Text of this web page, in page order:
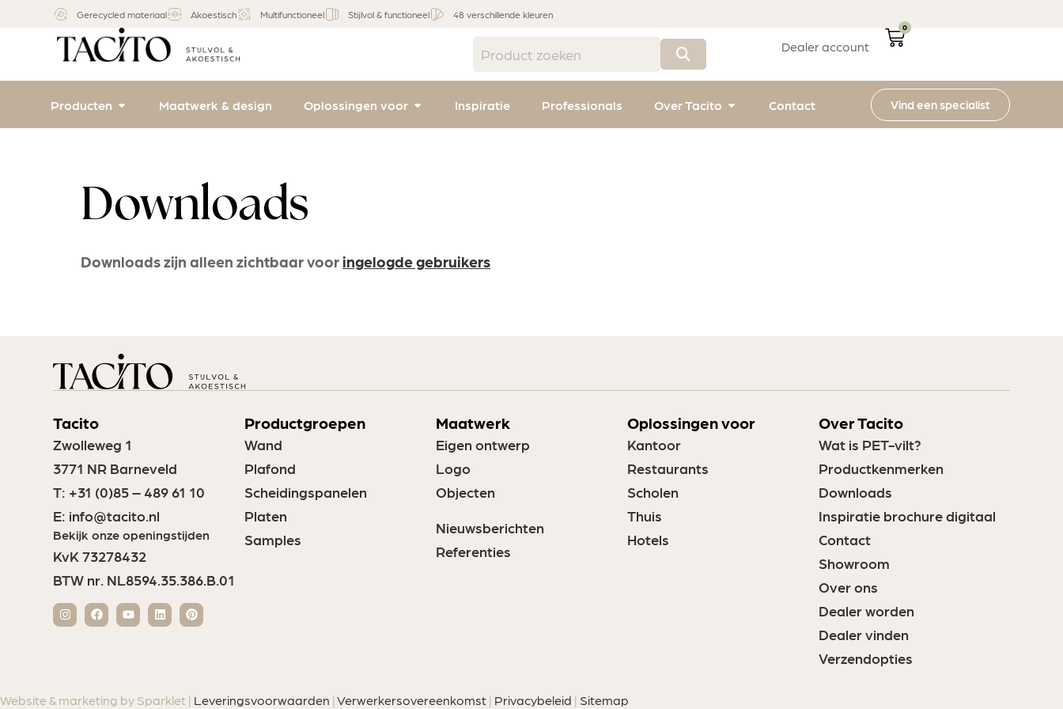
Gerecycled materiaal Akoestisch Multifunctioneel Stijlvol & functioneel 48 verschillende kleuren
Dealer account
0
Producten Maatwerk & design Oplossingen voor Inspiratie Professionals Over Tacito Contact Vind een specialist
Downloads
Downloads zijn alleen zichtbaar vooringelogde gebruikers
Tacito
Zwolleweg 1
3771 NR Barneveld
T: +31 (0)85 – 489 61 10
E: info@tacito.nl
Bekijk onze openingstijden
KvK 73278432
BTW nr. NL8594.35.386.B.01
Productgroepen
Wand
Plafond
Scheidingspanelen
Platen
Samples
Maatwerk
Eigen ontwerp
Logo
Objecten
Nieuwsberichten
Referenties
Oplossingen voor
Kantoor
Restaurants
Scholen
Thuis
Hotels
Over Tacito
Wat is PET-vilt?
Productkenmerken
Downloads
Inspiratie brochure digitaal
Contact
Showroom
Over ons
Dealer worden
Dealer vinden
Verzendopties
Website & marketing by Sparklet | Leveringsvoorwaarden | Verwerkersovereenkomst | Privacybeleid | Sitemap